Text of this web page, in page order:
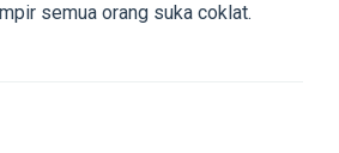
semua orang suka coklat.